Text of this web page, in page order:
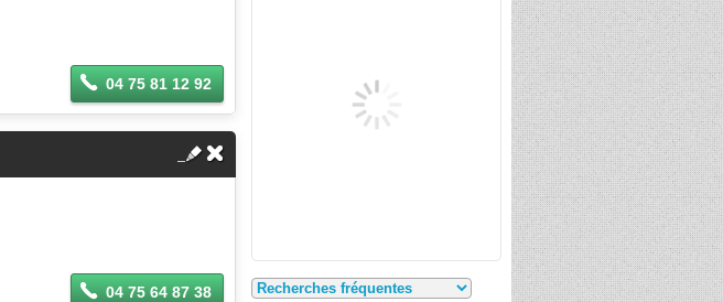
04 75 81 12 92
04 75 64 87 38